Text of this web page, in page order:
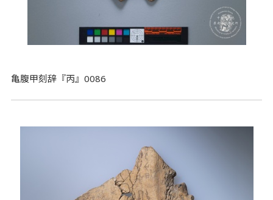
亀腹甲刻辞『丙』0086